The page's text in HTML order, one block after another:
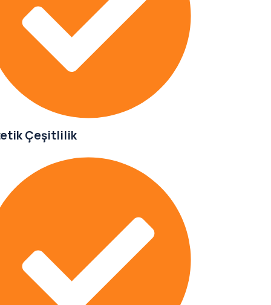
Çeşitlilik